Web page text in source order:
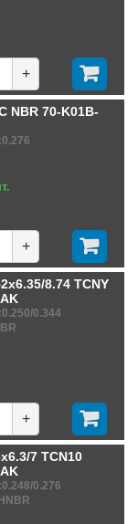
+
NBR 70-K01B-
+
8.74 TCNY
0.344
+
7 TCN10
0.276
HNBR